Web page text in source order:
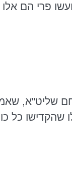
שליט"א,
שהקדישו כל